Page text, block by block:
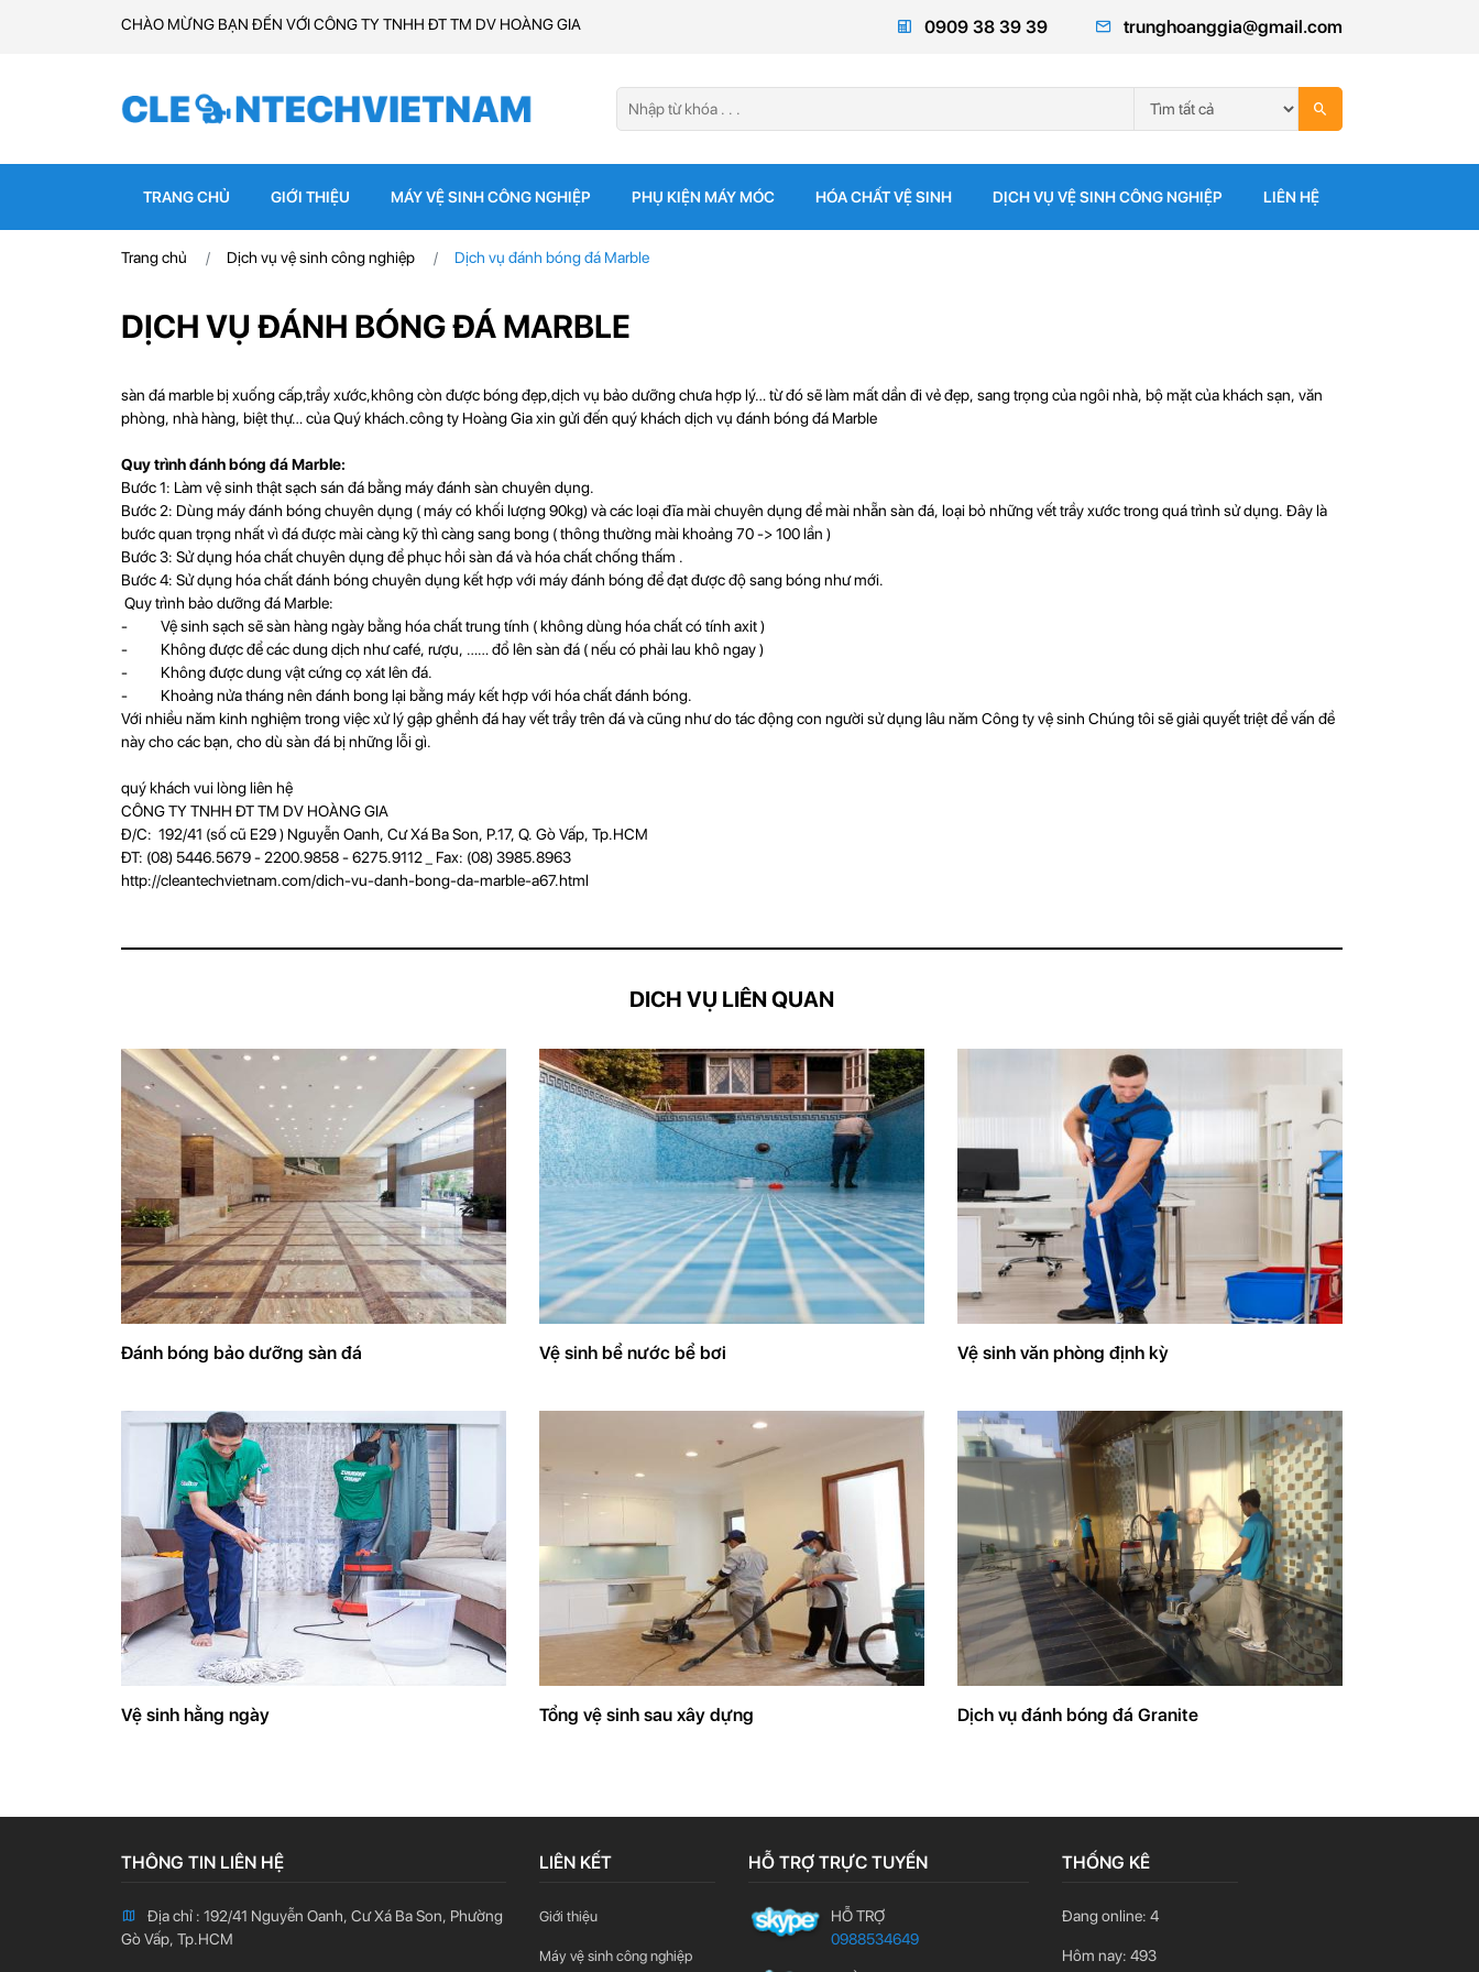
CHÀO MỪNG BẠN ĐẾN VỚI CÔNG TY TNHH ĐT TM DV HOÀNG GIA 0909 38 39 39 trunghoanggia@gmail.com
TRANG CHỦ GIỚI THIỆU MÁY VỆ SINH CÔNG NGHIỆP PHỤ KIỆN MÁY MÓC HÓA CHẤT VỆ SINH DỊCH VỤ VỆ SINH CÔNG NGHIỆP LIÊN HỆ
Trang chủ Dịch vụ vệ sinh công nghiệp Dịch vụ đánh bóng đá Marble
DỊCH VỤ ĐÁNH BÓNG ĐÁ MARBLE
sàn đá marble bị xuống cấp,trầy xước,không còn được bóng đẹp,dịch vụ bảo dưỡng chưa hợp lý… từ đó sẽ làm mất dần đi vẻ đẹp, sang trọng của ngôi nhà, bộ mặt của khách sạn, văn
phòng, nhà hàng, biệt thự… của Quý khách.công ty Hoàng Gia xin gửi đến quý khách dịch vụ đánh bóng đá Marble
Quy trình đánh bóng đá Marble:
Bước 1: Làm vệ sinh thật sạch sán đá bằng máy đánh sàn chuyên dụng.
Bước 2: Dùng máy đánh bóng chuyên dụng ( máy có khối lượng 90kg) và các loại đĩa mài chuyên dụng để mài nhẵn sàn đá, loại bỏ những vết trầy xước trong quá trình sử dụng. Đây là
bước quan trọng nhất vì đá được mài càng kỹ thì càng sang bong ( thông thường mài khoảng 70 -> 100 lần )
Bước 3: Sử dụng hóa chất chuyên dụng để phục hồi sàn đá và hóa chất chống thấm .
Bước 4: Sử dụng hóa chất đánh bóng chuyên dụng kết hợp với máy đánh bóng để đạt được độ sang bóng như mới.
Quy trình bảo dưỡng đá Marble:
- Vệ sinh sạch sẽ sàn hàng ngày bằng hóa chất trung tính ( không dùng hóa chất có tính axit )
- Không được để các dung dịch như café, rượu, …… đổ lên sàn đá ( nếu có phải lau khô ngay )
- Không được dung vật cứng cọ xát lên đá.
- Khoảng nửa tháng nên đánh bong lại bằng máy kết hợp với hóa chất đánh bóng.
Với nhiều năm kinh nghiệm trong việc xử lý gập ghềnh đá hay vết trầy trên đá và cũng như do tác động con người sử dụng lâu năm Công ty vệ sinh Chúng tôi sẽ giải quyết triệt để vấn đề
này cho các bạn, cho dù sàn đá bị những lỗi gì.
quý khách vui lòng liên hệ
CÔNG TY TNHH ĐT TM DV HOÀNG GIA
Đ/C: 192/41 (số cũ E29 ) Nguyễn Oanh, Cư Xá Ba Son, P.17, Q. Gò Vấp, Tp.HCM
ĐT: (08) 5446.5679 - 2200.9858 - 6275.9112 _ Fax: (08) 3985.8963
http://cleantechvietnam.com/dich-vu-danh-bong-da-marble-a67.html
DICH VỤ LIÊN QUAN
Đánh bóng bảo dưỡng sàn đá Vệ sinh bể nước bể bơi Vệ sinh văn phòng định kỳ
Vệ sinh hằng ngày Tổng vệ sinh sau xây dựng Dịch vụ đánh bóng đá Granite
THÔNG TIN LIÊN HỆ
Địa chỉ : 192/41 Nguyễn Oanh, Cư Xá Ba Son, Phường
Gò Vấp, Tp.HCM
LIÊN KẾT
Giới thiệu
Máy vệ sinh công nghiệp
HỖ TRỢ TRỰC TUYẾN
HỖ TRỢ
0988534649
THỐNG KÊ
Đang online: 4
Hôm nay: 493